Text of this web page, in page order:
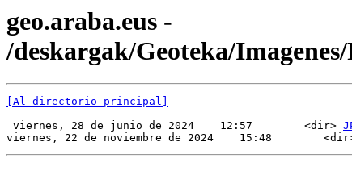
geo.araba.eus -
/deskargak/Geoteka/
[Al directorio principal]
viernes, 28 de junio de 2024    12:57        <dir>
viernes, 22 de noviembre de 2024    15:48